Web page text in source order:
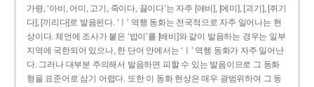
가령, ‘아비, 어미, 고기, 죽이다, 끓이다’는 자주 [애비], [에미], [괴기], [쥐기
다], [끼리다]로 발음된다. ‘ㅣ’ 역행 동화는 전국적으로 자주 일어나는 현
상이다. 체언에 조사가 붙은 ‘밥이’를 [배비]와 같이 발음하는 경우는 일부
지역에 국한되어 있으나, 한 단어 안에서는 ‘ㅣ’ 역행 동화가 자주 일어난
다. 그러나 대부분 주의해서 발음하면 피할 수 있는 발음이므로 그 동화
형을 표준어로 삼기 어렵다. 또한 이 동화 현상은 매우 광범위하여 그 동